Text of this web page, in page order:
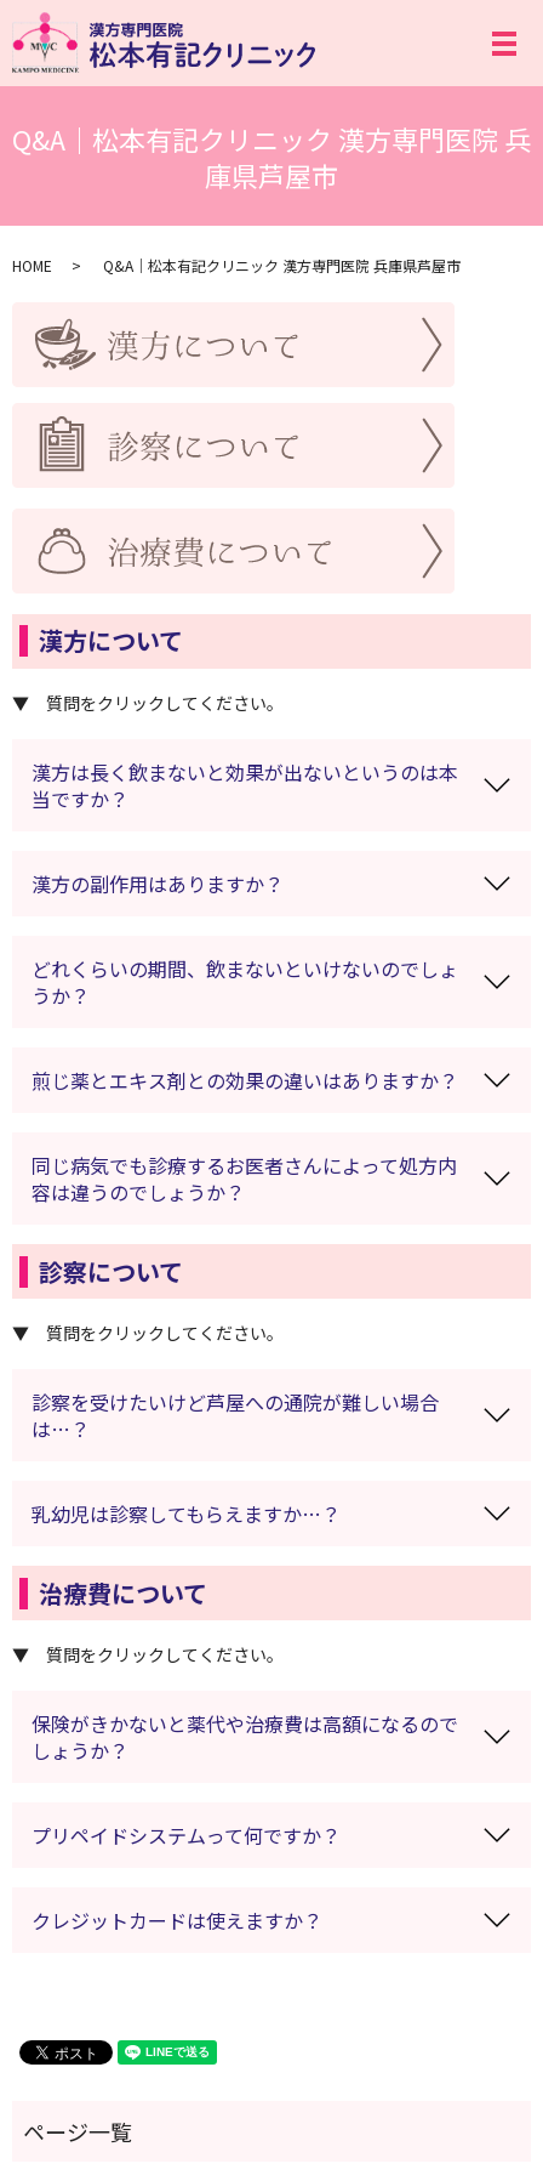
メ
Q&A｜松本有記クリニック 漢方専門医院 兵
庫県芦屋市
HOME Q&A｜松本有記クリニック 漢方専門医院 兵庫県芦屋市
漢方について
▼ 質問をクリックしてください。
漢方は長く飲まないと効果が出ないというのは本
当ですか？
漢方の副作用はありますか？
どれくらいの期間、飲まないといけないのでしょ
うか？
煎じ薬とエキス剤との効果の違いはありますか？
同じ病気でも診療するお医者さんによって処方内
容は違うのでしょうか？
診察について
▼ 質問をクリックしてください。
診察を受けたいけど芦屋への通院が難しい場合
は…？
乳幼児は診察してもらえますか…？
治療費について
▼ 質問をクリックしてください。
保険がきかないと薬代や治療費は高額になるので
しょうか？
プリペイドシステムって何ですか？
クレジットカードは使えますか？